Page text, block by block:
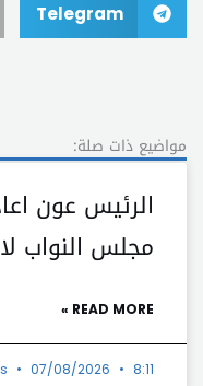
Telegram
مواضيع ذات صلة:
مجلس النواب
READ MORE »
07/08/2026 8:11 م